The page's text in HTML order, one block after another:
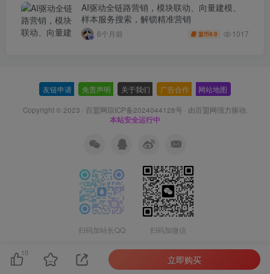
AI驱动全链路营销，模块联动、向量建模、
样本服务搜索，解锁精准营销
6个月前 盟币9.9 1017
友链申请 免责声明 关于我们 广告合作 网站地图
Copyright © 2023 · 百盟网琼ICP备2024044128号 · 由百盟网强力驱动.
本站安全运行中
扫码加站长QQ 扫码加微信
10
立即购买